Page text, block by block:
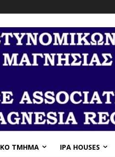
ΤΜΉΜΑ IPA HOUSES